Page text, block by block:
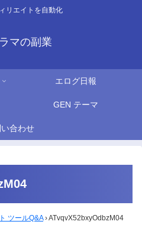
リエイトを自動化
マの副業
エログ日報
GEN テーマ
合わせ
ツールQ&A ›ATvqvX52bxyOdbzM04